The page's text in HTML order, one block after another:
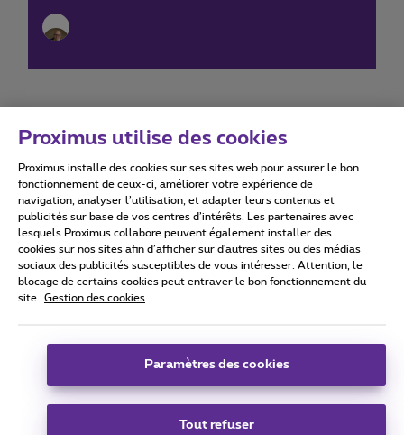
Conditions d'utilisation Accessibility statement
Tous droits réservés. © 2026
Conditions générales, info consommateur
Coordonnées de l’entreprise
Boulevard du Roi Albert II 27 - B-1030 Bruxelles.
Proximus utilise des cookies
Proximus installe des cookies sur ses sites web pour assurer le bon
fonctionnement de ceux-ci, améliorer votre expérience de
navigation, analyser l’utilisation, et adapter leurs contenus et
publicités sur base de vos centres d’intérêts. Les partenaires avec
lesquels Proximus collabore peuvent également installer des
cookies sur nos sites afin d’afficher sur d'autres sites ou des médias
sociaux des publicités susceptibles de vous intéresser. Attention, le
blocage de certains cookies peut entraver le bon fonctionnement du
site.
Gestion des cookies
Paramètres des cookies
Tout refuser